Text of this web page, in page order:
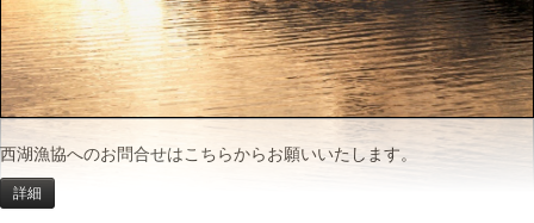
西湖漁協へのお問合せはこちらからお願いいたします。
詳細